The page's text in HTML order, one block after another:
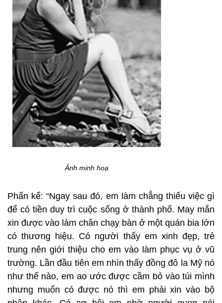
Ảnh minh hoạ
Phấn kể: “Ngay sau đó, em làm chẳng thiếu việc gì
để có tiền duy trì cuộc sống ở thành phố. May mắn
xin được vào làm chân chạy bàn ở một quán bia lớn
có thương hiệu. Có người thấy em xinh đẹp, trẻ
trung nên giới thiệu cho em vào làm phục vụ ở vũ
trường. Lần đầu tiên em nhìn thấy đồng đô la Mỹ nó
như thế nào, em ao ước được cầm bỏ vào túi mình
nhưng muốn có được nó thì em phải xin vào bộ